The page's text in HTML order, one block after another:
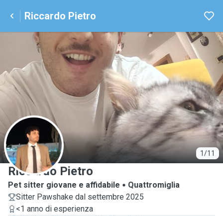
Riccardo Pietro
1/11
R
Riccardo Pietro
Pet sitter giovane e affidabile
Quattromiglia
Sitter Pawshake dal settembre 2025
<1 anno di esperienza